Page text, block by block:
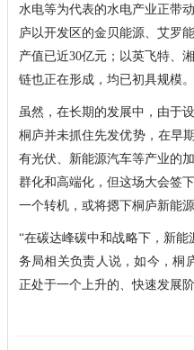
水电等为代表的水电产业正带
庐以开发区的金贝能源、艾罗
产值已近30亿元；以英飞特、
链也正在形成，均已初具规模。
虽然，在长期的发展中，由于
桐庐并未抓住先发优势，在早
有光伏、新能源汽车等产业的
群化和高端化，但这场大会签
一个转机，或将摁下桐庐新能源
“在碳达峰碳中和战略下，新
务局相关负责人说，如今，桐
正处于一个上升的、快速发展